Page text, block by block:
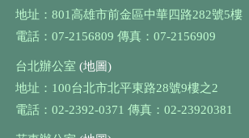
地址：801高雄市前金區中華四路282號5樓
電話：07-2156809 傳真：07-2156909
台北辦公室 (地圖)
地址：100台北市北平東路28號9樓之2
電話：02-2392-0371 傳真：02-23920381